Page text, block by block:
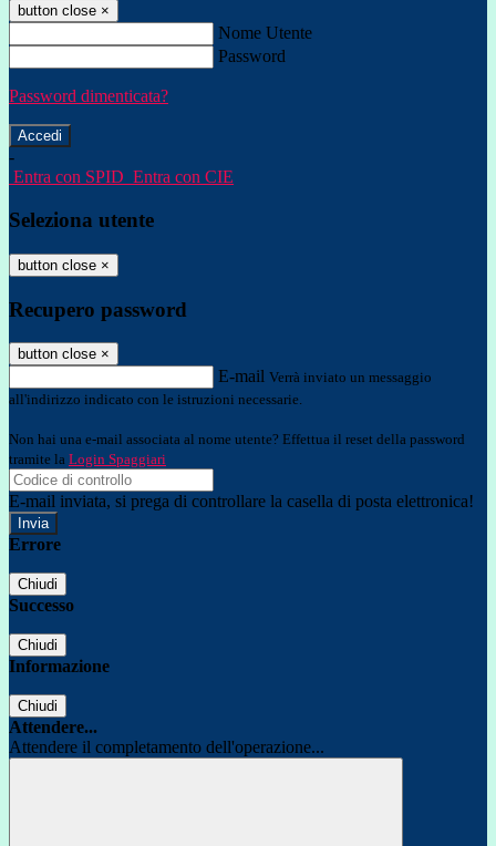
button close ×
Nome Utente
Password
Password dimenticata?
-
Entra con SPID Entra con CIE
Seleziona utente
button close ×
Recupero password
button close ×
E-mail Verrà inviato un messaggio
all'indirizzo indicato con le istruzioni necessarie.
Non hai una e-mail associata al nome utente? Effettua il reset della password
tramite la Login Spaggiari
E-mail inviata, si prega di controllare la casella di posta elettronica!
Errore
Chiudi
Successo
Chiudi
Informazione
Chiudi
Attendere...
Attendere il completamento dell'operazione...